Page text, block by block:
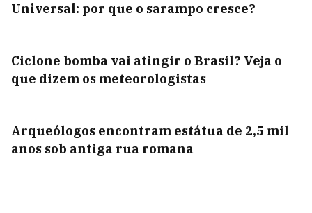
Universal: por que o sarampo cresce?
Ciclone bomba vai atingir o Brasil? Veja o
que dizem os meteorologistas
Arqueólogos encontram estátua de 2,5 mil
anos sob antiga rua romana